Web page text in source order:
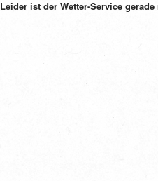
Leider ist der Wetter-Service